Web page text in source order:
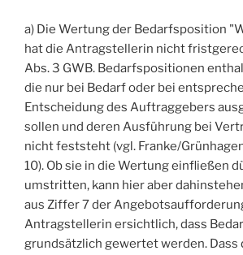
a) Die Wertung der Bedarfsposition
hat die Antragstellerin nicht
Abs. 3 GWB. Bedarfspositionen
die nur bei Bedarf oder bei
Entscheidung des Auftraggebers
sollen und deren Ausführung bei
nicht feststeht (vgl. Franke/
10). Ob sie in die Wertung einfließen
umstritten, kann hier aber
aus Ziffer 7 der
Antragstellerin ersichtlich, dass
grundsätzlich gewertet werden. Dass